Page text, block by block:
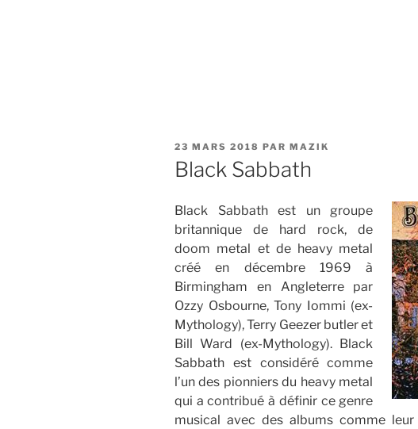
PUBLIÉ
LE
23 MARS 2018 PAR MAZIK
Black Sabbath
Black Sabbath est un groupe
britannique de hard rock, de
doom metal et de heavy metal
créé en décembre 1969 à
Birmingham en Angleterre par
Ozzy Osbourne, Tony Iommi (ex-
Mythology), Terry Geezer butler et
Bill Ward (ex-Mythology). Black
Sabbath est considéré comme
l’un des pionniers du heavy metal
qui a contribué à définir ce genre
musical avec des albums comme